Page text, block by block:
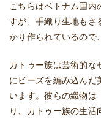
こちらはベトナム国内
すが、手織り生地もさ
かり作られているので
カトゥー族は芸術的な
にビーズを編み込んだ
います。彼らの織物は
り、カトゥー族の生活